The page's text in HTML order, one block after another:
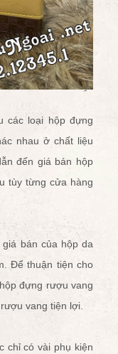
các loại hộp đựng
nhau ở chất liệu
đến giá bán hộp
tùy từng cửa hàng
bán của hộp da
Để thuận tiện cho
đựng rượu vang
vang tiện lợi.
chỉ có vài phụ kiện